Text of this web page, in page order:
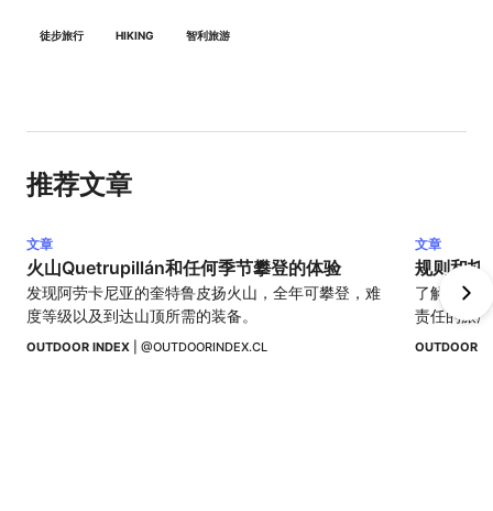
徒步旅行 HIKING 智利旅游
推荐文章
文章
火山Quetrupillán和任何季节攀登的体验
发现阿劳卡尼亚的奎特鲁皮扬火山，全年可攀登，难
度等级以及到达山顶所需的装备。
OUTDOOR INDEX @OUTDOORINDEX.CL
文章
规则和托
了解托雷
责任的旅
然环境。
OUTDOOR